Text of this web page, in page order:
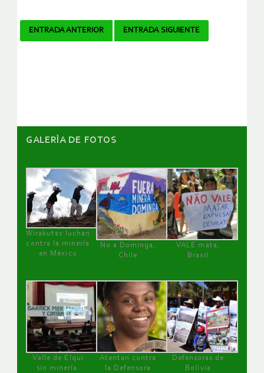
Navegador
ENTRADA ANTERIOR ENTRADA SIGUIENTE
GALERÌA DE FOTOS
Wirakutas luchan
contra la minería
en México
No a Dominga,
Chile
VALE mata,
Brasil
Valle de Elqui
sin minería.
Atentan contra
la Defensora
Defensoras de
Bolivia